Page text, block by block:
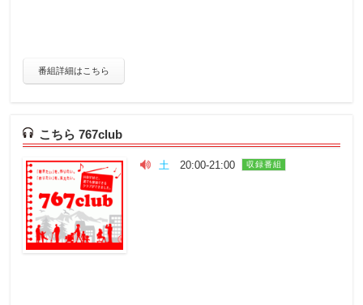
番組詳細はこちら
こちら 767club
土 20:00-21:00 収録番組